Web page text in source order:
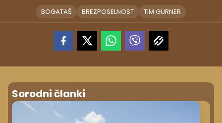
BOGATAŠ BREZPOSELNOST TIM GURNER
Sorodni članki